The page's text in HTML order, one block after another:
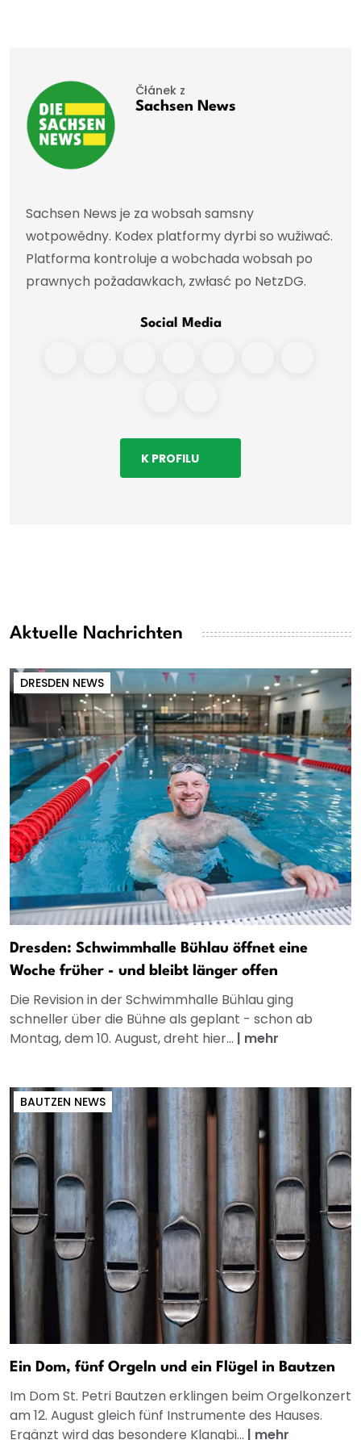
Čłánek z
Sachsen News
Sachsen News je za wobsah samsny
wotpowědny. Kodex platformy dyrbi so wužiwać.
Platforma kontroluje a wobchada wobsah po
prawnych požadawkach, zwłasć po NetzDG.
Social Media
K PROFILU
Aktuelle Nachrichten
DRESDEN NEWS
Dresden: Schwimmhalle Bühlau öffnet eine
Woche früher - und bleibt länger offen
Die Revision in der Schwimmhalle Bühlau ging
schneller über die Bühne als geplant - schon ab
Montag, dem 10. August, dreht hier... | mehr
BAUTZEN NEWS
Ein Dom, fünf Orgeln und ein Flügel in Bautzen
Im Dom St. Petri Bautzen erklingen beim Orgelkonzert
am 12. August gleich fünf Instrumente des Hauses.
Ergänzt wird das besondere Klangbi... | mehr